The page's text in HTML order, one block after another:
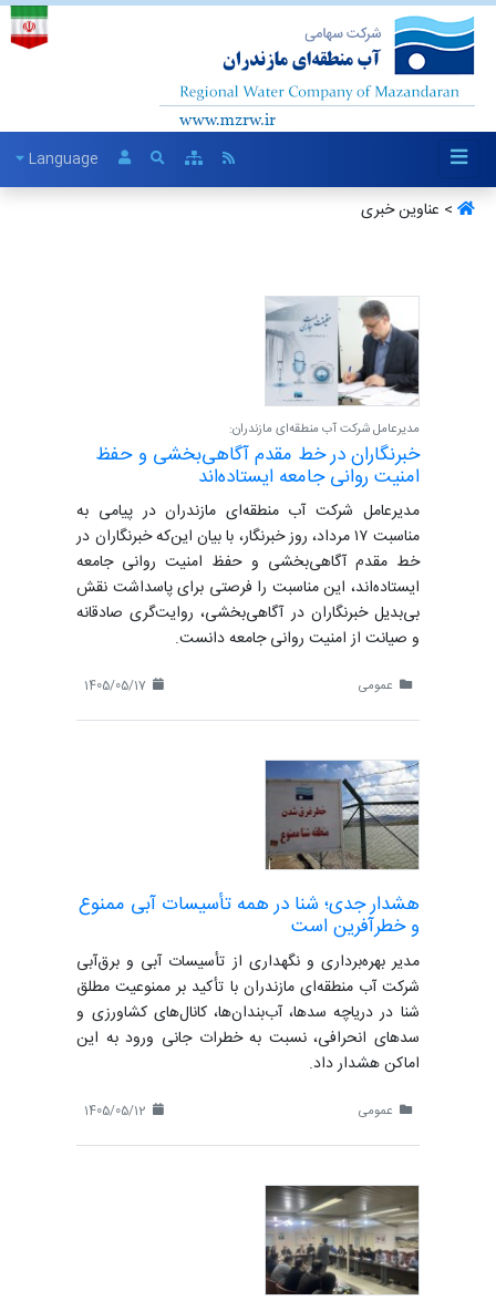
Language
> عناوین خبری
مدیرعامل شرکت آب منطقه‌ای مازندران:
خبرنگاران در خط مقدم آگاهی‌بخشی و حفظ
امنیت روانی جامعه ایستاده‌اند
مدیرعامل شرکت آب منطقه‌ای مازندران در پیامی به
مناسبت ۱۷ مرداد، روز خبرنگار، با بیان این‌که خبرنگاران در
خط مقدم آگاهی‌بخشی و حفظ امنیت روانی جامعه
ایستاده‌اند، این مناسبت را فرصتی برای پاسداشت نقش
بی‌بدیل خبرنگاران در آگاهی‌بخشی، روایت‌گری صادقانه
و صیانت از امنیت روانی جامعه دانست.
عمومی
هشدار جدی؛ شنا در همه تأسیسات آبی ممنوع
و خطرآفرین است
مدیر بهره‌برداری و نگهداری از تأسیسات آبی و برق‌آبی
شرکت آب منطقه‌ای مازندران با تأکید بر ممنوعیت مطلق
شنا در دریاچه سدها، آب‌بندان‌ها، کانال‌های کشاورزی و
سدهای انحرافی، نسبت به خطرات جانی ورود به این
اماکن هشدار داد.
عمومی